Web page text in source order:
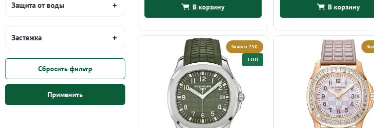
В корзину В корзину
Золото 750
ТОП
Защита от воды
Застежка
Сбросить фильтр
Применить